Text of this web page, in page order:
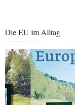
Die EU im Alltag